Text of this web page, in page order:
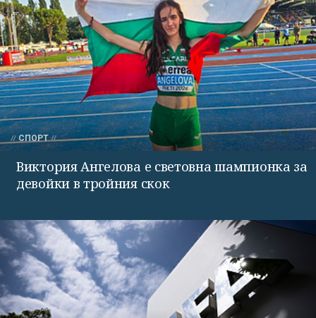
СПОРТ
Виктория Ангелова е световна шампионка за
девойки в тройния скок